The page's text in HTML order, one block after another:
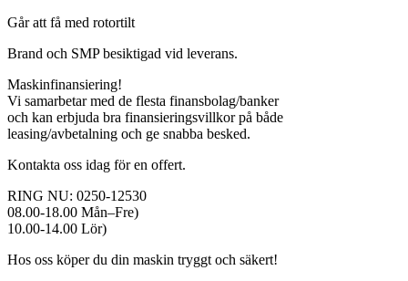
Går att få med rotortilt
Brand och SMP besiktigad vid leverans.
Maskinfinansiering!
Vi samarbetar med de flesta finansbolag/banker
och kan erbjuda bra finansieringsvillkor på både
leasing/avbetalning och ge snabba besked.
Kontakta oss idag för en offert.
RING NU: 0250-12530
08.00-18.00 Mån–Fre)
10.00-14.00 Lör)
Hos oss köper du din maskin tryggt och säkert!